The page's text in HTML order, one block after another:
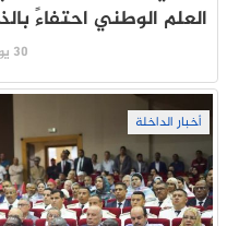
العلم الوطني احتفاءً بالذكرى الـ27 لعيد
30 يوليو 2026
أخبار الداخلة